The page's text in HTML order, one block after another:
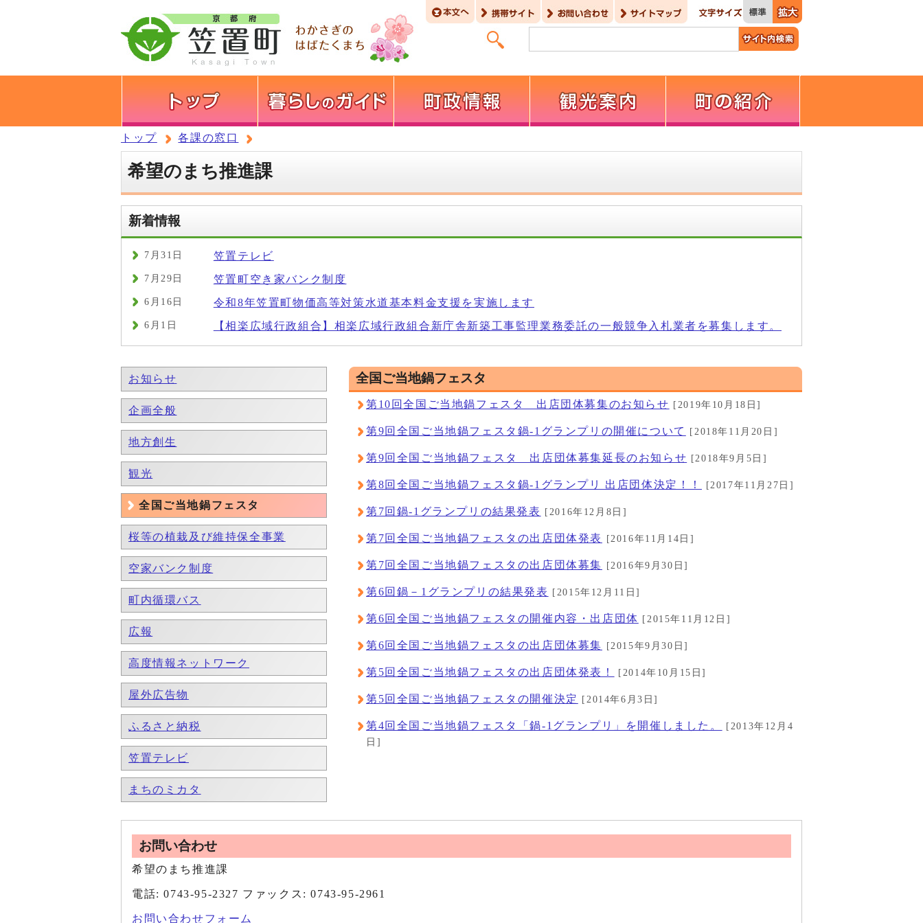
トップ 各課の窓口
希望のまち推進課
新着情報
7月31日 笠置テレビ
7月29日 笠置町空き家バンク制度
6月16日 令和8年笠置町物価高等対策水道基本料金支援を実施します
6月1日 【相楽広域行政組合】相楽広域行政組合新庁舎新築工事監理業務委託の一般競争入札業者を募集します。
お知らせ
企画全般
地方創生
観光
全国ご当地鍋フェスタ
桜等の植栽及び維持保全事業
空家バンク制度
町内循環バス
広報
高度情報ネットワーク
屋外広告物
ふるさと納税
笠置テレビ
まちのミカタ
全国ご当地鍋フェスタ
第10回全国ご当地鍋フェスタ 出店団体募集のお知らせ [2019年10月18日]
第9回全国ご当地鍋フェスタ鍋-1グランプリの開催について [2018年11月20日]
第9回全国ご当地鍋フェスタ 出店団体募集延長のお知らせ [2018年9月5日]
第8回全国ご当地鍋フェスタ鍋-1グランプリ 出店団体決定！！ [2017年11月27日]
第7回鍋-1グランプリの結果発表 [2016年12月8日]
第7回全国ご当地鍋フェスタの出店団体発表 [2016年11月14日]
第7回全国ご当地鍋フェスタの出店団体募集 [2016年9月30日]
第6回鍋－1グランプリの結果発表 [2015年12月11日]
第6回全国ご当地鍋フェスタの開催内容・出店団体 [2015年11月12日]
第6回全国ご当地鍋フェスタの出店団体募集 [2015年9月30日]
第5回全国ご当地鍋フェスタの出店団体発表！ [2014年10月15日]
第5回全国ご当地鍋フェスタの開催決定 [2014年6月3日]
第4回全国ご当地鍋フェスタ「鍋-1グランプリ」を開催しました。 [2013年12月4
日]
お問い合わせ
希望のまち推進課
電話: 0743-95-2327 ファックス: 0743-95-2961
お問い合わせフォーム